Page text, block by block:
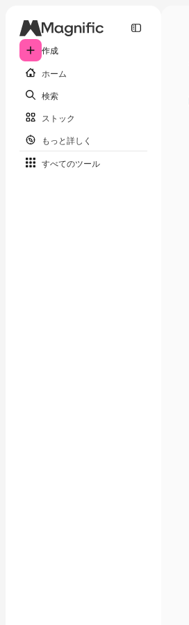
作成
ホーム
検索
ストック
もっと詳しく
すべてのツール